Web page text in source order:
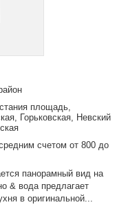
площадь,
Горьковская, Невский
счетом от 800 до
панорамный вид на
& вода предлагает
в оригинальной...